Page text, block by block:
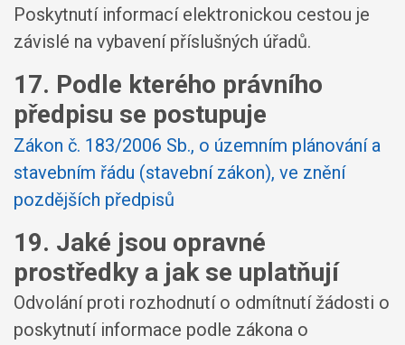
Poskytnutí informací elektronickou cestou je
závislé na vybavení příslušných úřadů.
17. Podle kterého právního
předpisu se postupuje
Zákon č. 183/2006 Sb., o územním plánování a
stavebním řádu (stavební zákon), ve znění
pozdějších předpisů
19. Jaké jsou opravné
prostředky a jak se uplatňují
Odvolání proti rozhodnutí o odmítnutí žádosti o
poskytnutí informace podle zákona o